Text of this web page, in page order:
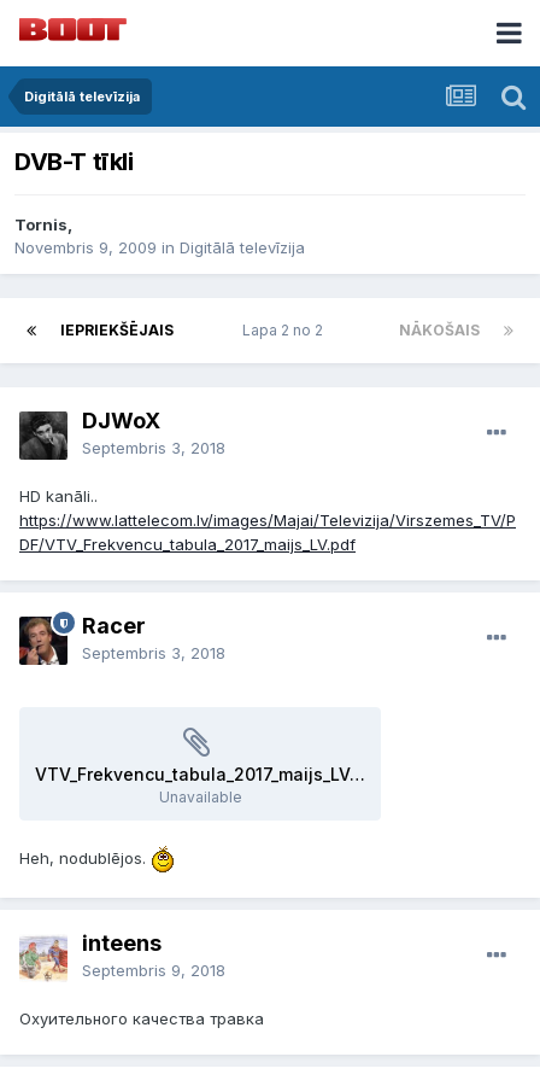
Digitālā televīzija
DVB-T tīkli
Tornis,
Novembris 9, 2009 in Digitālā televīzija
IEPRIEKŠĒJAIS NĀKOŠAIS
Lapa 2 no 2
DJWoX
Septembris 3, 2018
HD kanāli..
https://www.lattelecom.lv/images/Majai/Televizija/Virszemes_TV/P
DF/VTV_Frekvencu_tabula_2017_maijs_LV.pdf
Racer
Septembris 3, 2018
VTV_Frekvencu_tabula_2017_maijs_LV.pdf
Unavailable
Heh, nodublējos.
inteens
Septembris 9, 2018
Охуительного качества травка